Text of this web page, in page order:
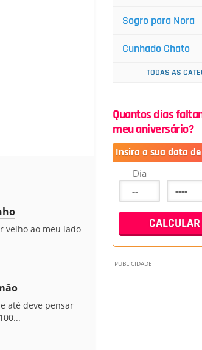
velho ao meu lado
até deve pensar
Sogro para Nora
Cunhado Chato
TODAS AS
Quantos dias
meu aniversário?
Insira a sua data
Dia